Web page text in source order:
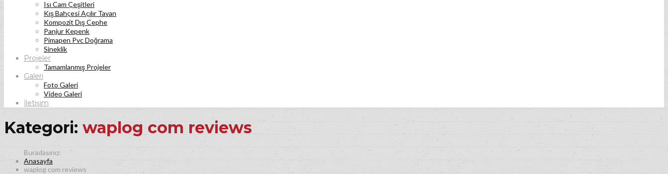
Isı Cam Çeşitleri
Kış Bahçesi Açılır Tavan
Kompozit Dış Cephe
Panjur Kepenk
Pimapen Pvc Doğrama
Sineklik
Projeler
Tamamlanmış Projeler
Galeri
Foto Galeri
Video Galeri
İletişim
Kategori: waplog com reviews
Anasayfa
waplog com reviews